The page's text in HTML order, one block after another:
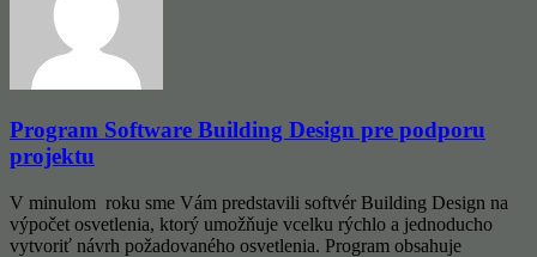
Program Software Building Design pre podporu
projektu
V minulom roku sme Vám predstavili softvér Building Design na
výpočet osvetlenia, ktorý umožňuje vcelku rýchlo a jednoducho
vytvoriť návrh požadovaného osvetlenia. Program obsahuje